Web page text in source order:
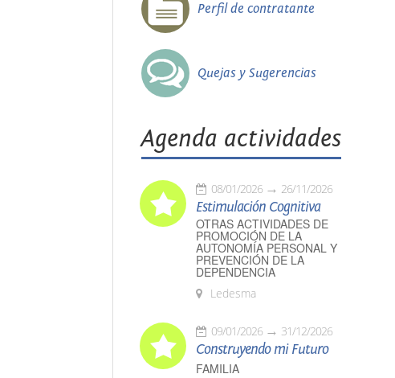
Perfil de contratante
Quejas y Sugerencias
Agenda actividades
08/01/2026 26/11/2026
Estimulación Cognitiva
OTRAS ACTIVIDADES DE
PROMOCIÓN DE LA
AUTONOMÍA PERSONAL Y
PREVENCIÓN DE LA
DEPENDENCIA
Ledesma
09/01/2026 31/12/2026
Construyendo mi Futuro
FAMILIA